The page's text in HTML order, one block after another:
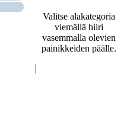
Valitse alakategoria
viemällä hiiri
vasemmalla olevien
painikkeiden päälle.